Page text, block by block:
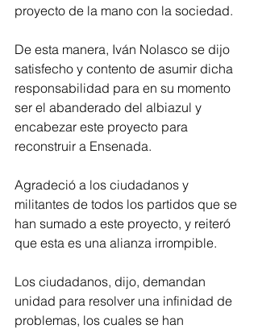
proyecto de la mano con la sociedad.
De esta manera, Iván Nolasco se dijo
satisfecho y contento de asumir dicha
responsabilidad para en su momento
ser el abanderado del albiazul y
encabezar este proyecto para
reconstruir a Ensenada.
Agradeció a los ciudadanos y
militantes de todos los partidos que se
han sumado a este proyecto, y reiteró
que esta es una alianza irrompible.
Los ciudadanos, dijo, demandan
unidad para resolver una infinidad de
problemas, los cuales se han